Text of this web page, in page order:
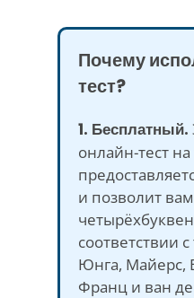
Почему
тест?
1. Бесплатный.
онлайн-тест
и позволит
соответствии
Юнга, Майерс,
Франц и ван